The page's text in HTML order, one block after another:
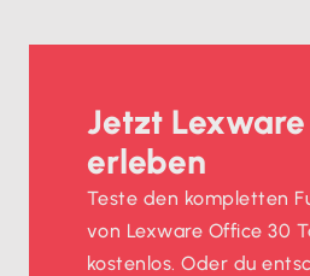
Jetzt
erleben
Teste den kompletten
von Lexware Office 30
kostenlos. Oder du